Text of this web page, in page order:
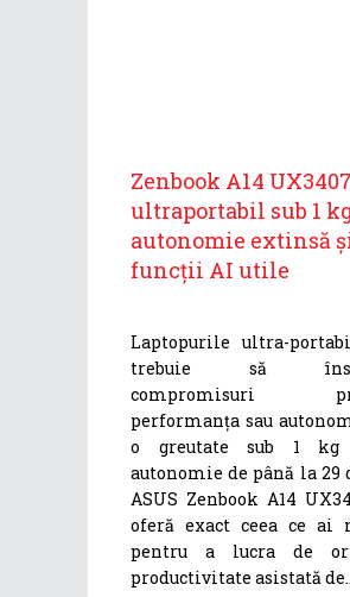
Zenbook A14
ultraportabil sub 1
autonomie extinsă
funcții AI utile
Laptopurile ultra-
trebuie să
compromisuri
performanța sau
o greutate sub 1
autonomie de până la 29
ASUS Zenbook A14
oferă exact ceea ce ai
pentru a lucra de
productivitate asistată de